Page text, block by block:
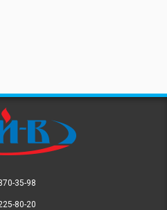
35-98
80-20